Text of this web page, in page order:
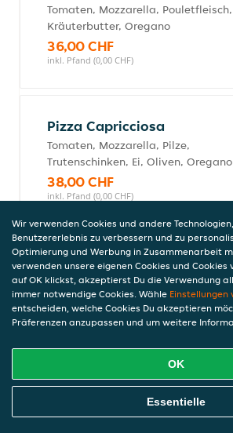
Tomaten, Mozzarella, Pouletfleisch,
Kräuterbutter, Oregano
36,00 CHF
inkl. Pfand (0,00 CHF)
Pizza Capricciosa
Tomaten, Mozzarella, Pilze,
Trutenschinken, Ei, Oliven, Oregano
38,00 CHF
inkl. Pfand (0,00 CHF)
Pizza Margherita
Tomaten, Mozzarella, Oregano
30,00 CHF
inkl. Pfand (0,00 CHF)
Pizza Funghi
Tomaten, Mozzarella, Pilze, Oregano
30,00 CHF
Online Essen
Wir verwenden Cookies und andere
Benutzererlebnis zu verbessern und zu
Optimierung und Werbung in Zusammenarbeit
verwenden unsere eigenen Cookies und Cookies
auf OK klickst, akzeptierst Du die Verwendung
immer notwendige Cookies. Wähle
entscheiden, welche Cookies Du akzeptieren
Präferenzen anzupassen und um weitere
OK
Essentielle